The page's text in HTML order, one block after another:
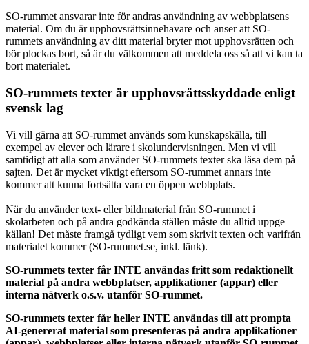
SO-rummet ansvarar inte för andras användning av webbplatsens
material. Om du är upphovsrättsinnehavare och anser att SO-
rummets användning av ditt material bryter mot upphovsrätten och
bör plockas bort, så är du välkommen att meddela oss så att vi kan ta
bort materialet.
SO-rummets texter är upphovsrättsskyddade enligt
svensk lag
Vi vill gärna att SO-rummet används som kunskapskälla, till
exempel av elever och lärare i skolundervisningen. Men vi vill
samtidigt att alla som använder SO-rummets texter ska läsa dem på
sajten. Det är mycket viktigt eftersom SO-rummet annars inte
kommer att kunna fortsätta vara en öppen webbplats.
När du använder text- eller bildmaterial från SO-rummet i
skolarbeten och på andra godkända ställen måste du alltid uppge
källan! Det måste framgå tydligt vem som skrivit texten och varifrån
materialet kommer (SO-rummet.se, inkl. länk).
SO-rummets texter får INTE användas fritt som redaktionellt
material på andra webbplatser, applikationer (appar) eller
interna nätverk o.s.v. utanför SO-rummet.
SO-rummets texter får heller INTE användas till att prompta
AI-genererat material som presenteras på andra applikationer